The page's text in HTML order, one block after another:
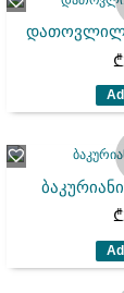
დათოვლილი
₾
₾